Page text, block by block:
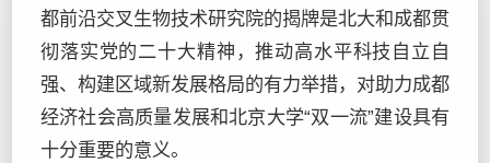
都前沿交叉生物技术研究院的揭牌是北大和成都贯
彻落实党的二十大精神，推动高水平科技自立自
强、构建区域新发展格局的有力举措，对助力成都
经济社会高质量发展和北京大学“双一流”建设具有
十分重要的意义。